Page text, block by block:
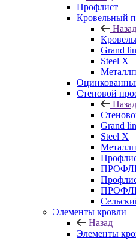
Профлист
Кровельный
Назад
Grand
Steel X
Стеновой
Назад
Grand
Steel X
Элементы кровли
Назад
Элементы